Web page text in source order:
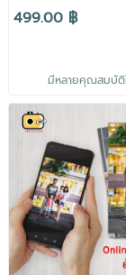
รูปขนาด 2 x 3
เชือก และคลิปห
ทั้งชุด ของขวั
รูป 20 ภาพ
499.00 ฿
มีหลายคุณสมบัติ